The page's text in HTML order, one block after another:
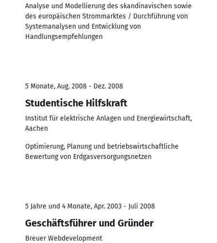
Analyse und Modellierung des skandinavischen sowie
des europäischen Strommarktes / Durchführung von
Systemanalysen und Entwicklung von
Handlungsempfehlungen
5 Monate, Aug. 2008 - Dez. 2008
Studentische Hilfskraft
Institut für elektrische Anlagen und Energiewirtschaft,
Aachen
Optimierung, Planung und betriebswirtschaftliche
Bewertung von Erdgasversorgungsnetzen
5 Jahre und 4 Monate, Apr. 2003 - Juli 2008
Geschäftsführer und Gründer
Breuer Webdevelopment